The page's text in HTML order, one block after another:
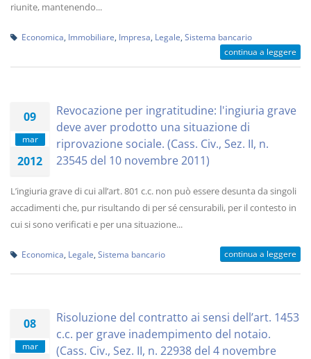
riunite, mantenendo...
Economica Immobiliare Impresa Legale Sistema bancario
continua a leggere
09
mar
2012
Revocazione per ingratitudine: l'ingiuria grave
deve aver prodotto una situazione di
riprovazione sociale. (Cass. Civ., Sez. II, n.
23545 del 10 novembre 2011)
L’ingiuria grave di cui all’art. 801 c.c. non può essere desunta da singoli
accadimenti che, pur risultando di per sé censurabili, per il contesto in
cui si sono verificati e per una situazione...
Economica Legale Sistema bancario continua a leggere
08
mar
Risoluzione del contratto ai sensi dell’art. 1453
c.c. per grave inadempimento del notaio.
(Cass. Civ., Sez. II, n. 22938 del 4 novembre